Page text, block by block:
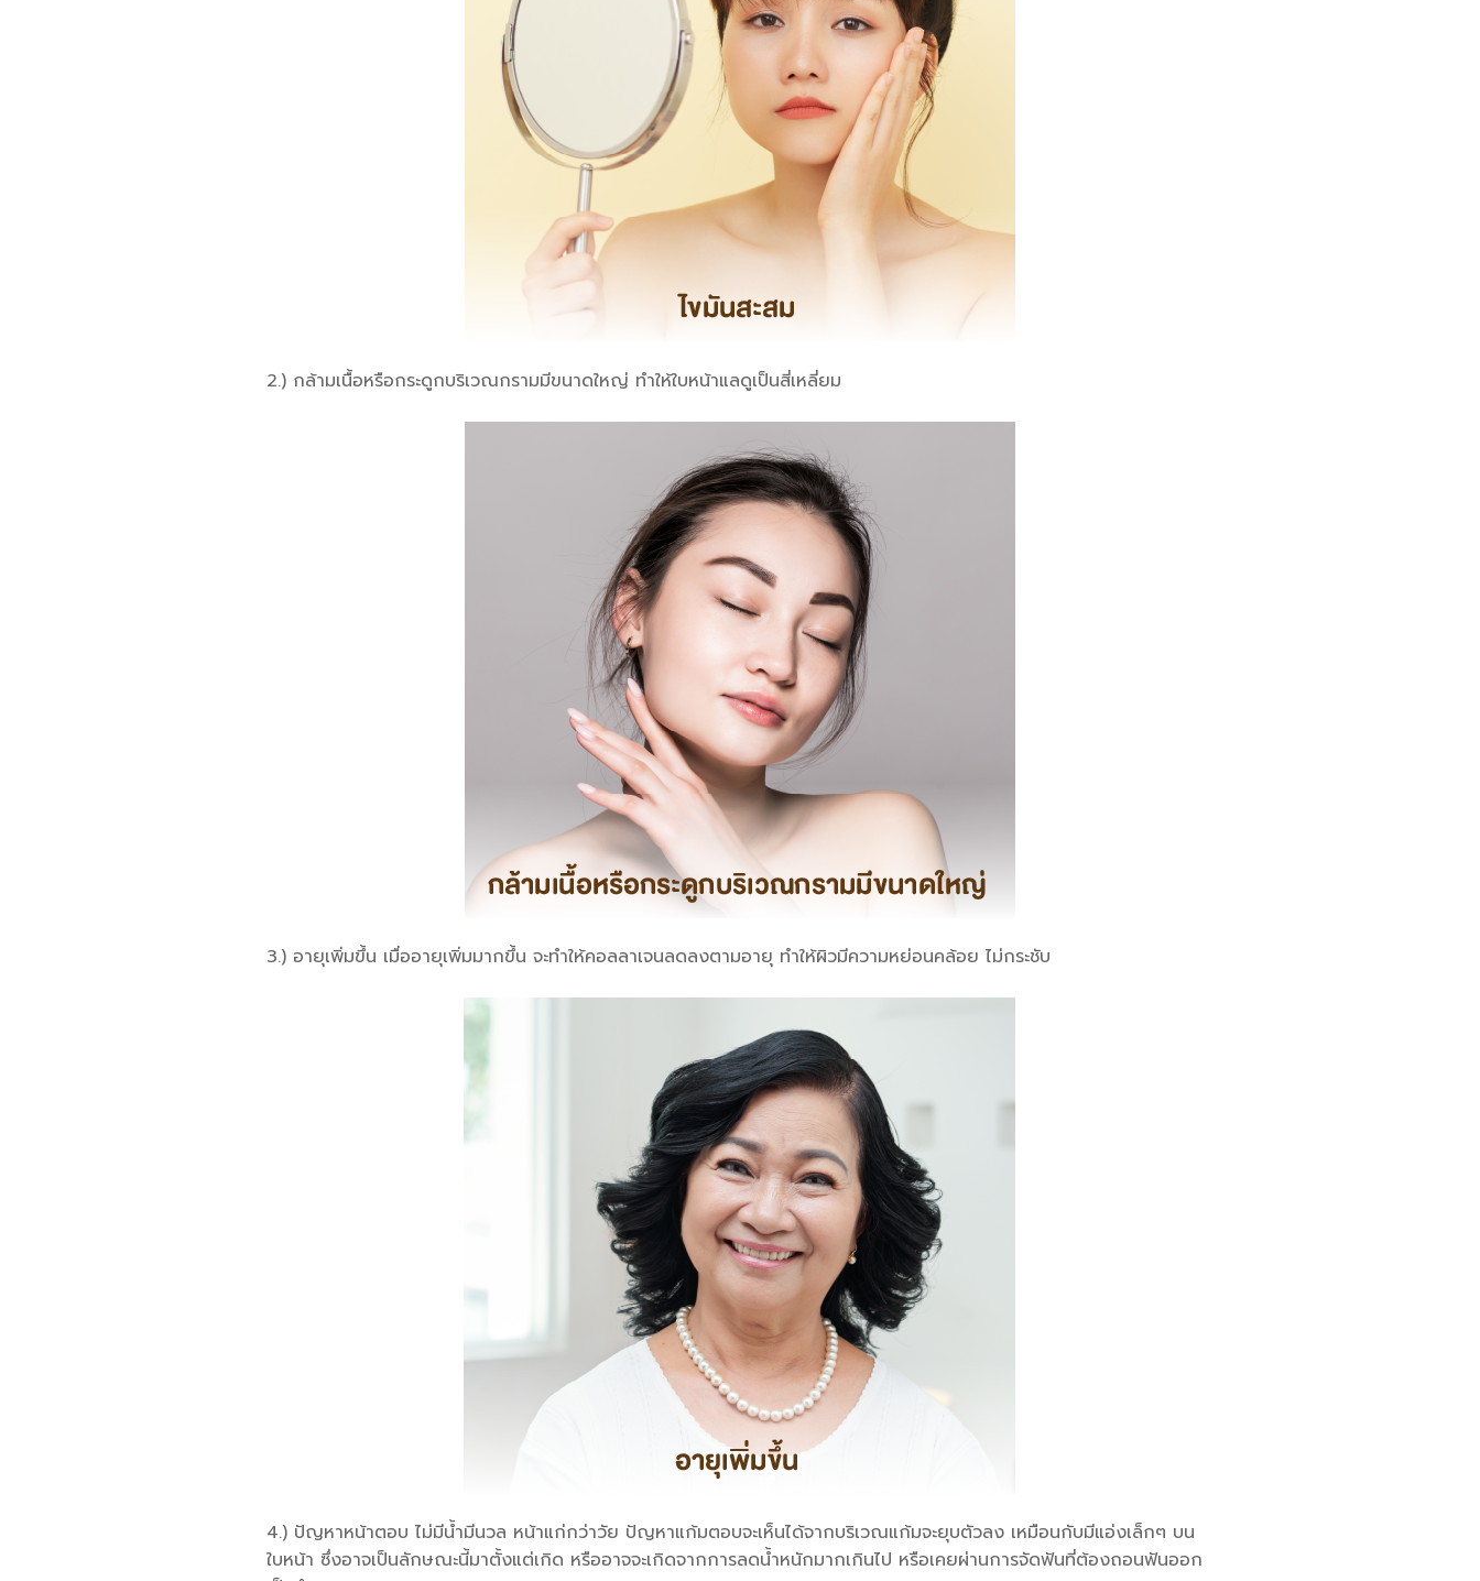
2.) กล้ามเนื้อหรือกระดูกบริเวณกรามมีขนาดใหญ่ ทำให้ใบหน้าแลดูเป็นสี่เหลี่ยม
3.) อายุเพิ่มขึ้น เมื่ออายุเพิ่มมากขึ้น จะทำให้คอลลาเจนลดลงตามอายุ ทำให้ผิวมีความหย่อนคล้อย ไม่กระชับ
4.) ปัญหาหน้าตอบ ไม่มีน้ำมีนวล หน้าแก่กว่าวัย ปัญหาแก้มตอบจะเห็นได้จากบริเวณแก้มจะยุบตัวลง เหมือนกับมีแอ่งเล็กๆ บน
ใบหน้า ซึ่งอาจเป็นลักษณะนี้มาตั้งแต่เกิด หรืออาจจะเกิดจากการลดน้ำหนักมากเกินไป หรือเคยผ่านการจัดฟันที่ต้องถอนฟันออก